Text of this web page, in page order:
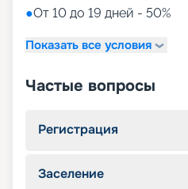
●От 10 до 19 дней - 50%
Показать все условия
Частые вопросы
Регистрация
Заселение